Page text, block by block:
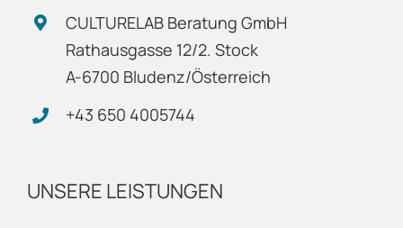
CULTURELAB Beratung GmbH
Rathausgasse 12/2. Stock
A-6700 Bludenz/Österreich
+43 650 4005744
UNSERE LEISTUNGEN